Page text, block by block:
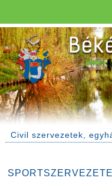
Civil szervezetek,